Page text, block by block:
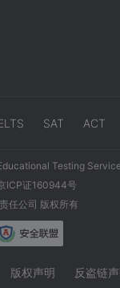
SAT ACT
Testing
ICP证160944号
任公司 版权所有
版权声明 反盗链